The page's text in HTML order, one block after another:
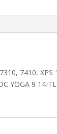
7390,
YOGA
cantidad
7410, XPS
YOGA 9